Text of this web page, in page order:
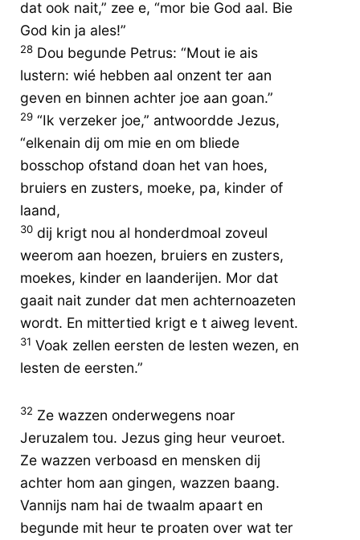
dat ook nait,” zee e, “mor bie God aal. Bie
God kin ja ales!”
28 Dou begunde Petrus: “Mout ie ais
lustern: wié hebben aal onzent ter aan
geven en binnen achter joe aan goan.”
29 “Ik verzeker joe,” antwoordde Jezus,
“elkenain dij om mie en om bliede
bosschop ofstand doan het van hoes,
bruiers en zusters, moeke, pa, kinder of
laand,
30 dij krigt nou al honderdmoal zoveul
weerom aan hoezen, bruiers en zusters,
moekes, kinder en laanderijen. Mor dat
gaait nait zunder dat men achternoazeten
wordt. En mittertied krigt e t aiweg levent.
31 Voak zellen eersten de lesten wezen, en
lesten de eersten.”
32 Ze wazzen onderwegens noar
Jeruzalem tou. Jezus ging heur veuroet.
Ze wazzen verboasd en mensken dij
achter hom aan gingen, wazzen baang.
Vannijs nam hai de twaalm apaart en
begunde mit heur te proaten over wat ter